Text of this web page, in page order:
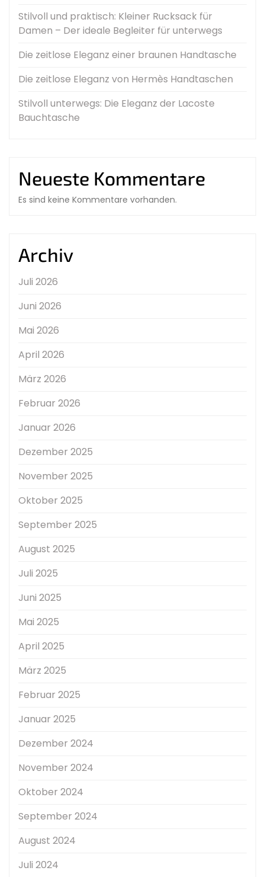
Stilvoll und praktisch: Kleiner Rucksack für
Damen – Der ideale Begleiter für unterwegs
Die zeitlose Eleganz einer braunen Handtasche
Die zeitlose Eleganz von Hermès Handtaschen
Stilvoll unterwegs: Die Eleganz der Lacoste
Bauchtasche
Neueste Kommentare
Es sind keine Kommentare vorhanden.
Archiv
Juli 2026
Juni 2026
Mai 2026
April 2026
März 2026
Februar 2026
Januar 2026
Dezember 2025
November 2025
Oktober 2025
September 2025
August 2025
Juli 2025
Juni 2025
Mai 2025
April 2025
März 2025
Februar 2025
Januar 2025
Dezember 2024
November 2024
Oktober 2024
September 2024
August 2024
Juli 2024